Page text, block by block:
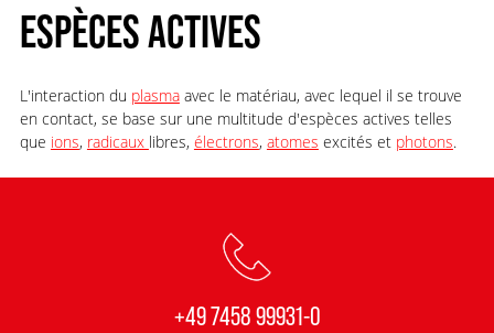
ESPÈCES ACTIVES
L'interaction du plasmaavec le matériau, avec lequel il se trouve
en contact, se base sur une multitude d'espèces actives telles
que ions, radicaux libres, électrons, atomes excités et photons.
+49 7458 99931-0